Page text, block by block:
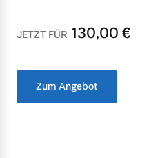
JETZT FÜR 130,00 €
Zum Angebot